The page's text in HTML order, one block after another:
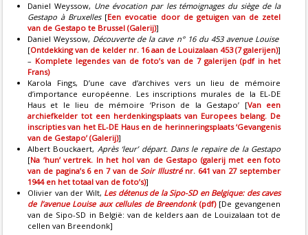
Daniel Weyssow, Une évocation par les témoignages du siège de la
Gestapo à Bruxelles[Een evocatie door de getuigen van de zetel
van de Gestapo te Brussel (Galerij)]
Daniel Weyssow, Découverte de la cave n° 16 du 453 avenue Louise
[Ontdekking van de kelder nr. 16 aan de Louizalaan 453 (7 galerijen)]
– Komplete legendes van de foto’s van de 7 galerijen (pdf in het
Frans)
Karola Fings, D’une cave d’archives vers un lieu de mémoire
d’importance européenne. Les inscriptions murales de la EL-DE
Haus et le lieu de mémoire ‘Prison de la Gestapo’ [Van een
archiefkelder tot een herdenkingsplaats van Europees belang. De
inscripties van het EL-DE Haus en de herinneringsplaats ‘Gevangenis
van de Gestapo’ (Galerij)]
Albert Bouckaert, Après ‘leur’ départ. Dans le repaire de la Gestapo
[Na ‘hun’ vertrek. In het hol van de Gestapo (galerij met een foto
van de pagina’s 6 en 7 van deSoir Illustrénr. 641 van 27 september
1944 en het totaal van de foto’s)]
Olivier van der Wilt, Les détenus de la Sipo-SD en Belgique: des caves
de l’avenue Louise aux cellules de Breendonk(pdf)[De gevangenen
van de Sipo-SD in België: van de kelders aan de Louizalaan tot de
cellen van Breendonk]